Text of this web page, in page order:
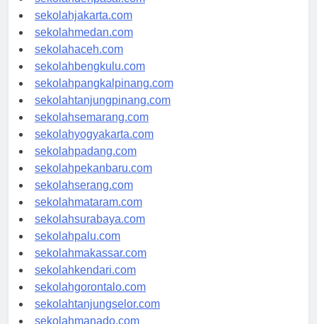
sekolahdenpasar.com
sekolahjakarta.com
sekolahmedan.com
sekolahaceh.com
sekolahbengkulu.com
sekolahpangkalpinang.com
sekolahtanjungpinang.com
sekolahsemarang.com
sekolahyogyakarta.com
sekolahpadang.com
sekolahpekanbaru.com
sekolahserang.com
sekolahmataram.com
sekolahsurabaya.com
sekolahpalu.com
sekolahmakassar.com
sekolahkendari.com
sekolahgorontalo.com
sekolahtanjungselor.com